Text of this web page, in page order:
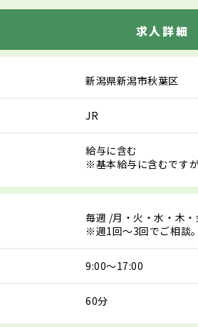
求人詳細
新潟県新潟市秋葉区
JR
給与に含む
※基本給与に含むです
毎週 /月・火・水・木・
※週1回～3回でご相談
9:00～17:00
60分